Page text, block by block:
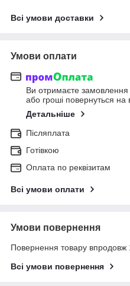
Всі умови доставки
Умови оплати
Ви отримаєте замовлення
або гроші повернуться на
Детальніше
Післяплата
Готівкою
Оплата по реквізитам
Всі умови оплати
Умови повернення
Повернення товару впродовж
Всі умови повернення